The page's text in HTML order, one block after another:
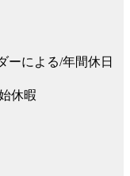
ーによる/年間休日
休暇